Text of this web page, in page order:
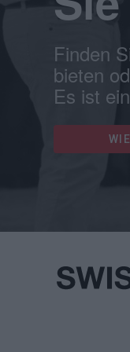
Finden
bieten
Es ist